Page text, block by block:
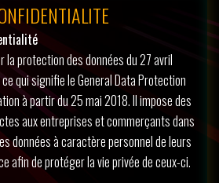
la protection des données du 27 avril
qui signifie le General Data Protection
à partir du 25 mai 2018. Il impose des
aux entreprises et commerçants dans
données à caractère personnel de leurs
afin de protéger la vie privée de ceux-ci.